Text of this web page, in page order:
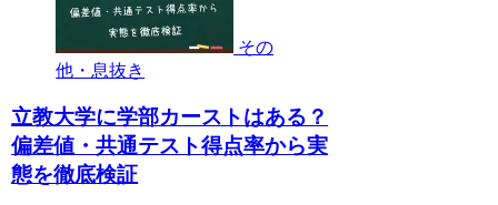
その
他・息抜き
立教大学に学部カーストはある？
偏差値・共通テスト得点率から実
態を徹底検証